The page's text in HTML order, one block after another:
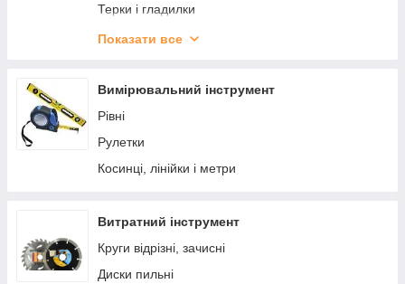
Терки і гладилки
Правила
Інший штукатурний інструмент
Відра, тази
Показати все
Вимірювальний інструмент
Рівні
Рулетки
Косинці, лінійки і метри
Витратний інструмент
Круги відрізні, зачисні
Диски пильні